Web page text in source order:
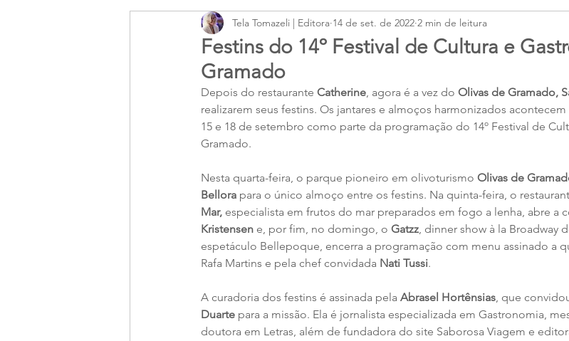
Festins do 14º Festival de Cultura e
Gramado
Tela Tomazeli | Editora 14 de set. de 2022 2 min de leitura
Depois do restaurante Catherine, agora é a vez do Olivas de Gramado,
realizarem seus festins. Os jantares e almoços harmonizados
15 e 18 de setembro como parte da programação do 14º Festival de
Gramado.
Nesta quarta-feira, o parque pioneiro em olivoturismo Olivas de
Bellora para o único almoço entre os festins. Na quinta-feira, o
Mar, especialista em frutos do mar preparados em fogo a lenha, abre a
Kristensen e, por fim, no domingo, o Gatzz, dinner show à la Broadway
espetáculo Bellepoque, encerra a programação com menu assinado a
Rafa Martins e pela chef convidada Nati Tussi.
A curadoria dos festins é assinada pela Abrasel Hortênsias, que
Duarte para a missão. Ela é jornalista especializada em Gastronomia,
doutora em Letras, além de fundadora do site Saborosa Viagem e